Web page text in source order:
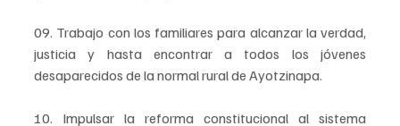
09. Trabajo con los familiares para alcanzar la verdad,
justicia y hasta encontrar a todos los jóvenes
desaparecidos de la normal rural de Ayotzinapa.
10. Impulsar la reforma constitucional al sistema